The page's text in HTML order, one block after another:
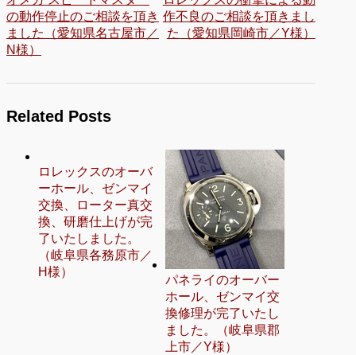
の動作停止のご相談を頂き
ました（愛知県名古屋市／
N様）
作不良のご相談を頂きまし
た（愛知県岡崎市／Y様）
Related Posts
ロレックスのオーバ
ーホール、ゼンマイ
交換、ローター真交
換、研磨仕上げが完
了いたしました。
（岐阜県各務原市／
H様）
パネライのオーバー
ホール、ゼンマイ交
換修理が完了いたし
ました。（岐阜県郡
上市／Y様）